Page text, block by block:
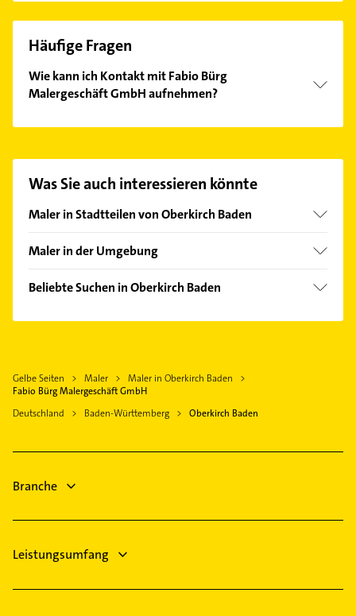
Häufige Fragen
Wie kann ich Kontakt mit Fabio Bürg
Malergeschäft GmbH aufnehmen?
Hier finden Sie alleKontaktdaten
Was Sie auch interessieren könnte
Maler in Stadtteilen von Oberkirch Baden
Tiergarten
Maler in der Umgebung
Kappelrodeck
Renchen
Offenburg
Ortenberg Baden
Gengenbach
Schutterwald
Beliebte Suchen in Oberkirch Baden
Schreiner
Immobilienmakler
Fenster
Zahnarzt
Gelbe Seiten Maler
Maler in Oberkirch Baden
Fabio Bürg Malergeschäft GmbH
Deutschland
Baden-Württemberg Oberkirch Baden
Branche
Leistungsumfang